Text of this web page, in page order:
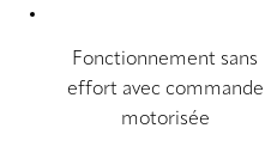
Fonctionnement sans
effort avec commande
motorisée